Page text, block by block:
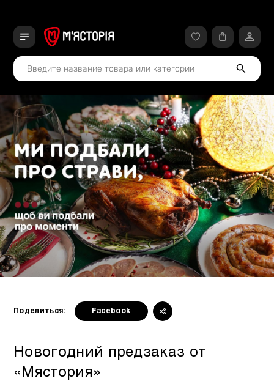
Поделиться: Facebook
Новогодний предзаказ от
«Мястория»